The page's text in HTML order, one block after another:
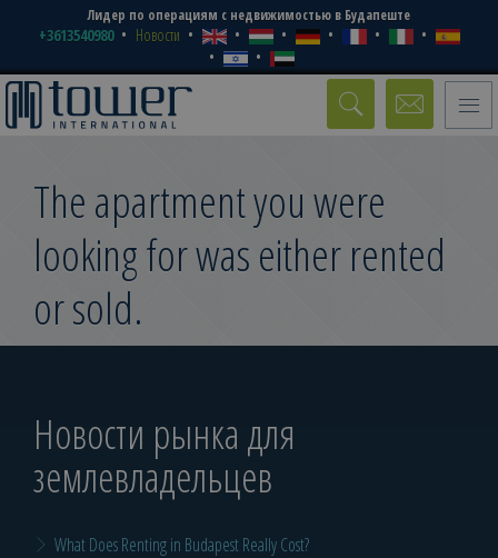
Лидер по операциям с недвижимостью в Будапеште
+3613540980 Новости
Toggle
The apartment you were
looking for was either rented
or sold.
Новости рынка для
землевладельцев
What Does Renting in Budapest Really Cost?